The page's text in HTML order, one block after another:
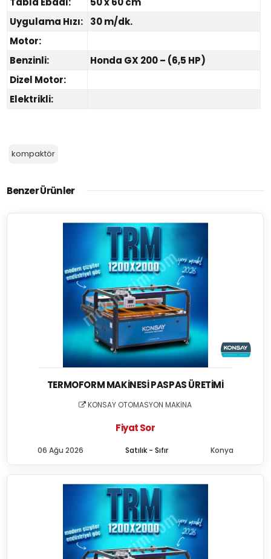
Uygulama Hızı:
30 m/dk.
Motor:
Benzinli:
Honda GX 200 – (6,5 HP)
Dizel Motor:
Elektrikli:
kompaktör
Benzer Ürünler
TERMOFORM MAKINESI PASPAS ÜRETIMI
KONSAY OTOMASYON MAKİNA
Fiyat Sor
Satılık - Sıfır
06 Ağu 2026 Konya